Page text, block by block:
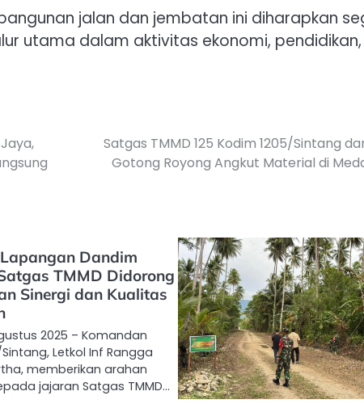
jalan dan jembatan ini diharapkan
utama dalam aktivitas ekonomi,
Satgas TMMD 125 Kodim 1205/Sintang
Gotong Royong Angkut Material di
Dandim
TMMD Didorong
Sinergi dan Kualitas
2025 – Komandan
Letkol Inf Rangga
memberikan arahan
jajaran Satgas TMMD…